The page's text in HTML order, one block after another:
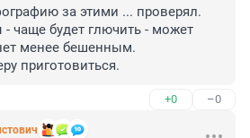
за этими ... проверял.
- чаще будет глючить - может
менее бешенным.
приготовиться.
+0 –0